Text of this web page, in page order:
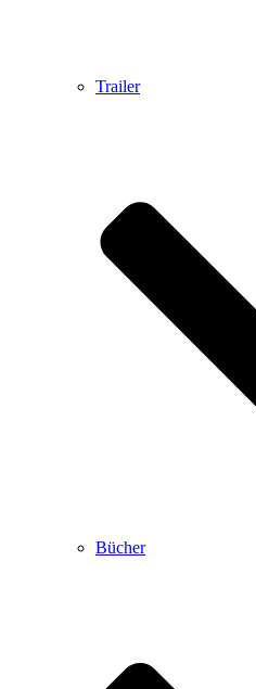
Trailer
Bücher